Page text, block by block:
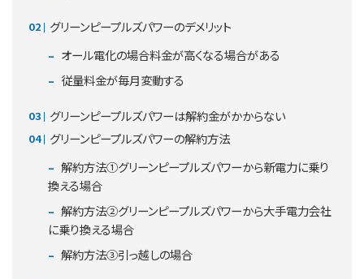
グリーンピープルズパワーのデメリット
オール電化の場合料金が高くなる場合がある
従量料金が毎月変動する
グリーンピープルズパワーは解約金がかからない
グリーンピープルズパワーの解約方法
解約方法①グリーンピープルズパワーから新電力に乗り
換える場合
解約方法②グリーンピープルズパワーから大手電力会社
に乗り換える場合
解約方法③引っ越しの場合